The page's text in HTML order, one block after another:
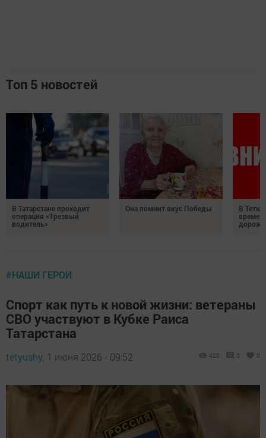
Топ 5 новостей
В Татарстане проходит
операция «Трезвый
водитель»
Она помнит вкус Победы
В
#НАШИ ГЕРОИ
Спорт как путь к новой жизни: ветераны
СВО участвуют в Кубке Раиса
Татарстана
tetyushy, 1 июня 2026 - 09:52 420 0 0